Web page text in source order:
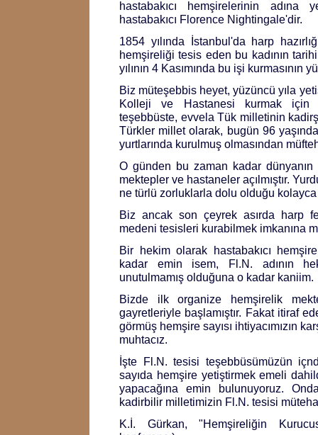
hastabakıcı hemşirelerinin
hastabakıcı Florence Nightingale'dir.
1854 yılında İstanbul'da harp
hemşireliği tesis eden bu kadının
yılının 4 Kasımında bu işi kurmasının
Biz müteşebbis heyet, yüzüncü yıla
Kolleji ve Hastanesi kurmak için
teşebbüste, evvela Tük milletinin
Türkler millet olarak, bugün 96
yurtlarında kurulmuş olmasından
O günden bu zaman kadar
mektepler ve hastaneler açılmıştır.
ne türlü zorluklarla dolu olduğu kolayca
Biz ancak son çeyrek asırda harp
medeni tesisleri kurabilmek imkanına
Bir hekim olarak hastabakıcı
kadar emin isem, Fl.N. adının
unutulmamış olduğuna o kadar kaniim.
Bizde ilk organize hemşirelik
gayretleriyle başlamıştır. Fakat itiraf
görmüş hemşire sayısı ihtiyacımızın
muhtacız.
İşte Fl.N. tesisi teşebbüsümüzün
sayıda hemşire yetiştirmek emeli
yapacağına emin bulunuyoruz.
kadirbilir milletimizin Fl.N. tesisi
K.İ. Gürkan, "Hemşireliğin